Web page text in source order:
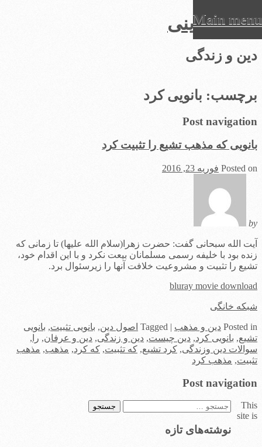
عرفان دینی
دین و زندگی
Main menu
to
content
برچسب: بانویی کرد
Post navigation
بانویی که مذهب تشیع را تثبیت کرد
Posted on فوریه 23, 2016
by
آیت الله سبحانی گفت: حضرت زهرا(سلام الله علیها) تا زمانی که
زنده بود با خلیفه رسمی مسلمانان بیعت نکرد و با این اقدام خود،
تشیع را تثبیت و مشروعیت خلافت آنها را زیرسئوال برد.
bluray movie download
شبکه خانگی
Posted in دین و مذهب |
Tagged اصول دین, بانویی تثبیت, بانویی
تشیع, بانویی کرد, دین چیست, دین و زندگی, دین و عرفان, را ,
سوالات دین وزندگی, کرد تشیع, که تثبیت, که کرد, مذهب, مذهب
تثبیت, مذهب کرد
Post navigation
جستجو
نوشته‌های تازه
This
site is